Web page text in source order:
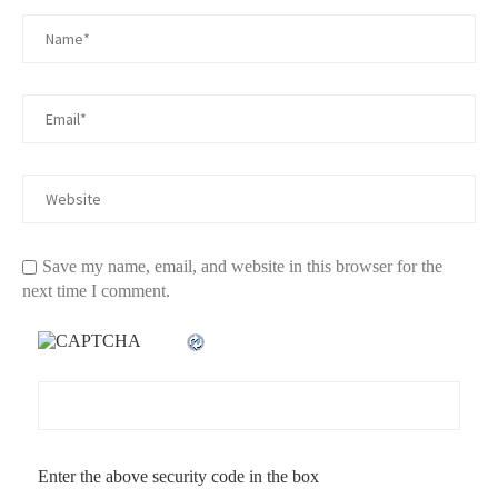
Save my name, email, and website in this browser for the
next time I comment.
Enter the above security code in the box